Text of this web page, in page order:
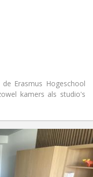
Erasmus Hogeschool
kamers als studio's
Informatie
Huur:
800 €
Kosten:
165 €